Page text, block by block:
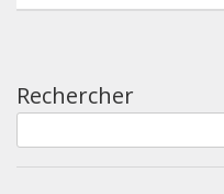
Rechercher